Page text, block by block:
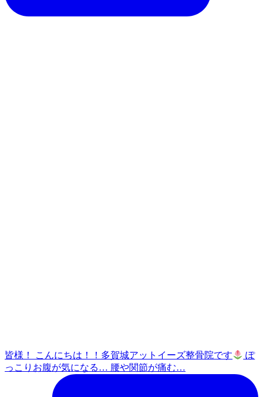
皆様！ こんにちは！！多賀城アットイーズ整骨院です
ぽ
っこりお腹が気になる… 腰や関節が痛む…